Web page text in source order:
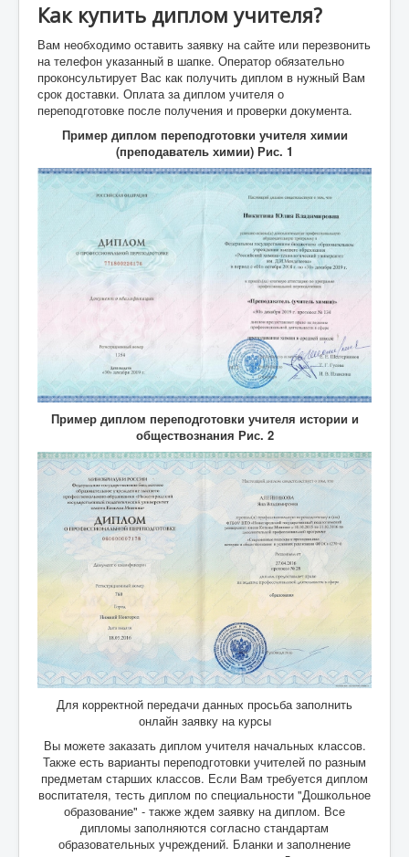
Как купить диплом учителя?
Вам необходимо оставить заявку на сайте или перезвонить
на телефон указанный в шапке. Оператор обязательно
проконсультирует Вас как получить диплом в нужный Вам
срок доставки. Оплата за диплом учителя о
переподготовке после получения и проверки документа.
Пример диплом переподготовки учителя химии
(преподаватель химии) Рис. 1
Пример диплом переподготовки учителя истории и
обществознания Рис. 2
Для корректной передачи данных просьба заполнить
онлайн заявку на курсы
Вы можете заказать диплом учителя начальных классов.
Также есть варианты переподготовки учителей по разным
предметам старших классов. Если Вам требуется диплом
воспитателя, тесть диплом по специальности "Дошкольное
образование" - также ждем заявку на диплом. Все
дипломы заполняются согласно стандартам
образовательных учреждений. Бланки и заполнение